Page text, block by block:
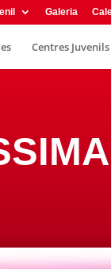
Galeria
Centres Juvenils